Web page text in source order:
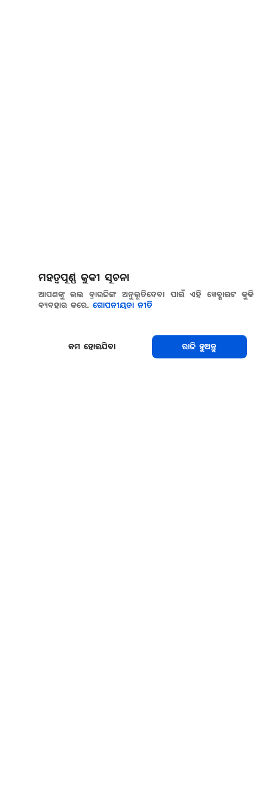
ମହତ୍ୱପୂର୍ଣ୍ଣ କୁକୀ ସୂଚନା
ଆପଣଙ୍କୁ ଭଲ ବ୍ରାଉଜିଙ୍ଗ ଅନୁଭୂତିଦେବା ପାଇଁ ଏହି ୱେବ୍ସାଇଟ କୁକି
ବ୍ୟବହାର କରେ. ଗୋପନୀୟତା ନୀତି
କମ ହୋଇଯିବା ରାଜି ହୁଅନ୍ତୁ